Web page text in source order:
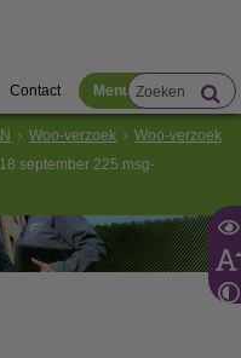
Contact Menu
Woo-verzoek
Woo-verzoek
september 225.msg-